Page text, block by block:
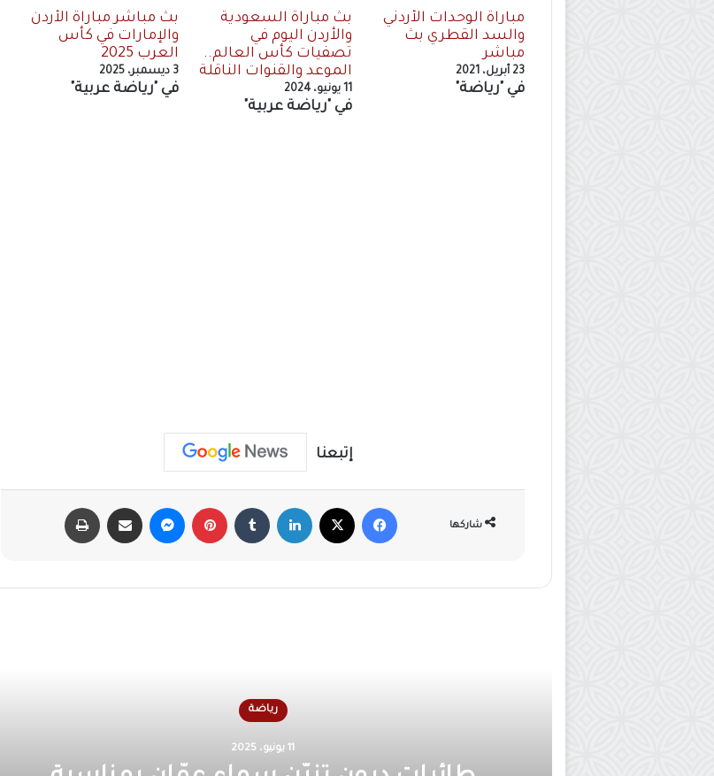
مباراة الوحدات الأردني
والسد القطري بث
مباشر
23 أبريل، 2021
في "رياضة"
بث مباراة السعودية
والأردن اليوم في
تصفيات كأس العالم..
الموعد والقنوات الناقلة
11 يونيو، 2024
في "رياضة عربية"
بث مباشر مباراة الأردن
والإمارات في كأس
العرب 2025
3 ديسمبر، 2025
في "رياضة عربية"
إتبعنا
شاركها
فيسبوك بينتيريست
رياضة
17 فبراير، 2025